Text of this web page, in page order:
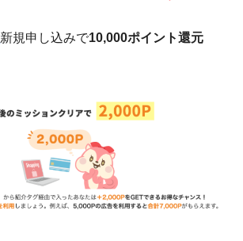
新規申し込みで10,000ポイント還元